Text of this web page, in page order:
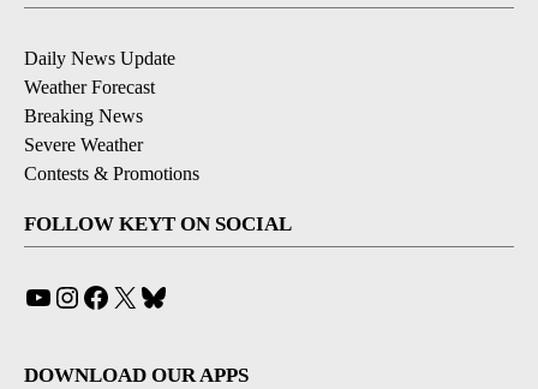
Daily News Update
Weather Forecast
Breaking News
Severe Weather
Contests & Promotions
FOLLOW KEYT ON SOCIAL
YouTube
Instagram
Facebook
X
DOWNLOAD OUR APPS